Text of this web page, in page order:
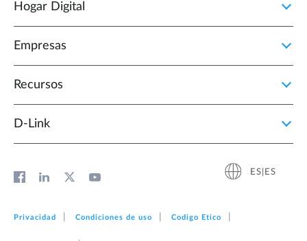
Hogar Digital
Empresas
Recursos
D‑Link
ES|ES
Privacidad Condiciones de uso Codigo Etico